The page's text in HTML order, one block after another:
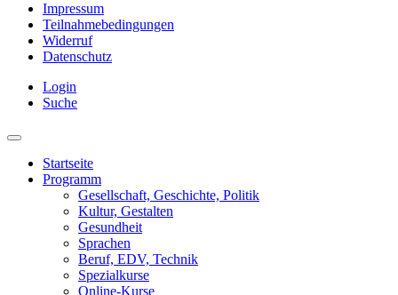
Impressum
Teilnahmebedingungen
Widerruf
Datenschutz
Login
Suche
Startseite
Programm
Gesellschaft, Geschichte, Politik
Kultur, Gestalten
Gesundheit
Sprachen
Beruf, EDV, Technik
Spezialkurse
Online-Kurse